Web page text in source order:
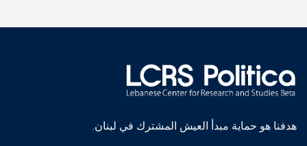
هدفنا هو حماية مبدأ العيش المشترك في لبنان.